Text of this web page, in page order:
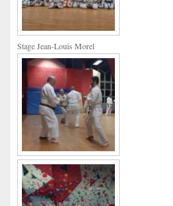
Stage Jean-Louis Morel